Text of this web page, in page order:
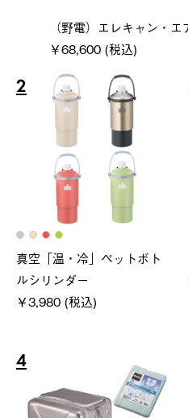
（野電）エレキャン・
￥68,600 (税込)
2
真空「温・冷」ペットボト
ルシリンダー
￥3,980 (税込)
4